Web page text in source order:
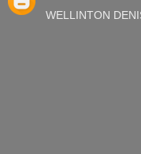
WELLINTON